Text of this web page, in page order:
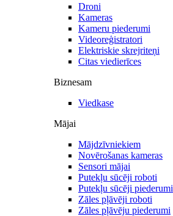
Droni
Kameras
Kameru piederumi
Videoreģistratori
Elektriskie skrejriteņi
Citas viedierīces
Biznesam
Viedkase
Mājai
Mājdzīvniekiem
Novērošanas kameras
Sensori mājai
Putekļu sūcēji roboti
Putekļu sūcēji piederumi
Zāles pļāvēji roboti
Zāles pļāvēju piederumi